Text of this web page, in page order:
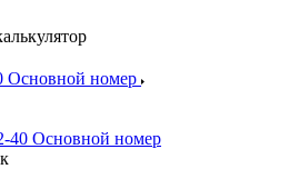
Основной номер
40 Основной номер